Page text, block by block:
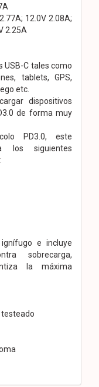
12.0V 2.08A;
2.25A
USB-C tales como
tablets, GPS,
etc.
dispositivos
de forma muy
PD3.0, este
los siguientes
e incluye
sobrecarga,
la máxima